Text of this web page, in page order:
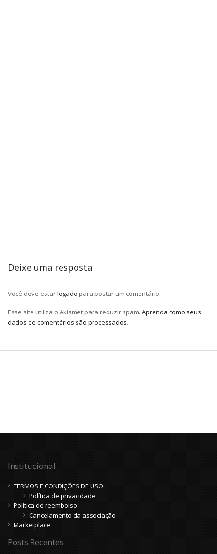
Deixe uma resposta
Você deve estarlogado para postar um comentário.
Esse site utiliza o Akismet para reduzir spam. Aprenda como seus
dados de comentários são processados.
Institucional
TERMOS E CONDIÇÕES DE USO
Política de privacidade
Política de reembolso
Cancelamento da associação
Marketplace
Posts Recentes